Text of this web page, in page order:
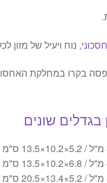
נוח ויעיל של מזון
בקרו במחלקת
בגדלים שונים